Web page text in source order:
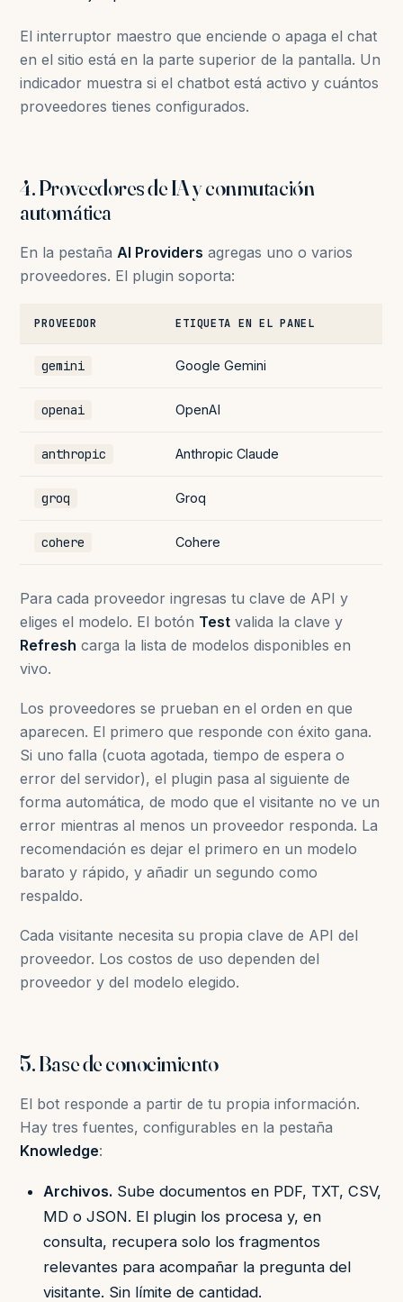
El interruptor maestro que enciende o apaga el chat
en el sitio está en la parte superior de la pantalla. Un
indicador muestra si el chatbot está activo y cuántos
proveedores tienes configurados.
4. Proveedores de IA y conmutación
automática
En la pestaña AI Providers agregas uno o varios
proveedores. El plugin soporta:
PROVEEDOR ETIQUETA EN EL PANEL
gemini Google Gemini
openai OpenAI
anthropic Anthropic Claude
groq Groq
cohere Cohere
Para cada proveedor ingresas tu clave de API y
eliges el modelo. El botón Test valida la clave y
Refresh carga la lista de modelos disponibles en
vivo.
Los proveedores se prueban en el orden en que
aparecen. El primero que responde con éxito gana.
Si uno falla (cuota agotada, tiempo de espera o
error del servidor), el plugin pasa al siguiente de
forma automática, de modo que el visitante no ve un
error mientras al menos un proveedor responda. La
recomendación es dejar el primero en un modelo
barato y rápido, y añadir un segundo como
respaldo.
Cada visitante necesita su propia clave de API del
proveedor. Los costos de uso dependen del
proveedor y del modelo elegido.
5. Base de conocimiento
El bot responde a partir de tu propia información.
Hay tres fuentes, configurables en la pestaña
Knowledge:
Archivos. Sube documentos en PDF, TXT, CSV,
MD o JSON. El plugin los procesa y, en
consulta, recupera solo los fragmentos
relevantes para acompañar la pregunta del
visitante. Sin límite de cantidad.